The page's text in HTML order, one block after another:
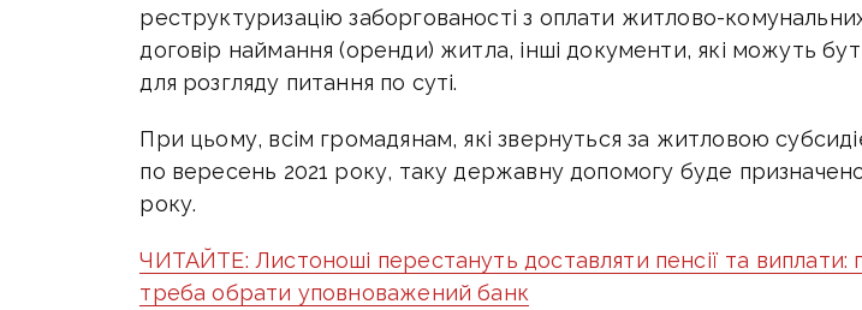
реструктуризацію заборгованості з оплати житлово-
договір наймання (оренди) житла, інші документи, які можуть
для розгляду питання по суті.
При цьому, всім громадянам, які звернуться за житловою
по вересень 2021 року, таку державну допомогу буде
року.
ЧИТАЙТЕ: Листоноші перестануть доставляти пенсії та виплати:
треба обрати уповноважений банк